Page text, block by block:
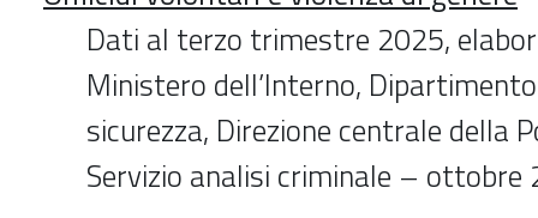
Dati al terzo trimestre 2025,
Ministero dell’Interno,
sicurezza, Direzione centrale della
Servizio analisi criminale – ottobre